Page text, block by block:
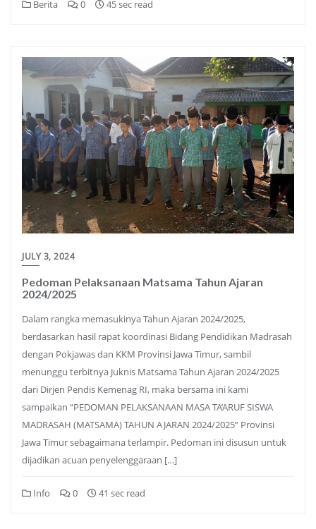
Berita 0 45 sec read
JULY 3, 2024
Pedoman Pelaksanaan Matsama Tahun Ajaran
2024/2025
Dalam rangka memasukinya Tahun Ajaran 2024/2025,
berdasarkan hasil rapat koordinasi Bidang Pendidikan Madrasah
dengan Pokjawas dan KKM Provinsi Jawa Timur, sambil
menunggu terbitnya Juknis Matsama Tahun Ajaran 2024/2025
dari Dirjen Pendis Kemenag RI, maka bersama ini kami
sampaikan “PEDOMAN PELAKSANAAN MASA TA’ARUF SISWA
MADRASAH (MATSAMA) TAHUN AJARAN 2024/2025” Provinsi
Jawa Timur sebagaimana terlampir. Pedoman ini disusun untuk
dijadikan acuan penyelenggaraan […]
Info 0 41 sec read